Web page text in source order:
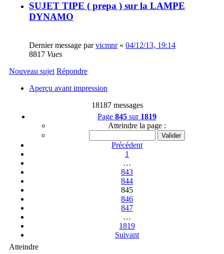
SUJET TIPE ( prepa ) sur la LAMPE
DYNAMO
Dernier message parvicmnr« 04/12/13, 19:14
8817 Vues
Nouveau sujet Répondre
Aperçu avant impression
18187 messages
Page 845 sur 1819
Atteindre la page :
Précédent
1
…
843
844
845
846
847
…
1819
Suivant
Atteindre